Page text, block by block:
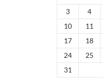
3
4
10
11
17
18
24
25
31